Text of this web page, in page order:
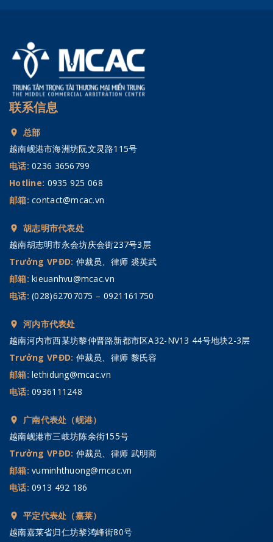
联系信息
总部
越南岘港市海洲坊阮文灵路115号
电话:0236 3656799
Hotline: 0935 925 068
邮箱:contact@mcac.vn
胡志明市代表处
越南胡志明市永会坊庆会街237号3层
Trưởng VPĐD: 仲裁员、律师 裘英武
邮箱:kieuanhvu@mcac.vn
电话:(028)62707075 – 0921161750
河内市代表处
越南河内市西某坊黎仲晋路新都市区A32-NV13 44号地块2-3层
Trưởng VPĐD: 仲裁员、律师 黎氏容
邮箱:lethidung@mcac.vn
电话:0936111248
广南代表处（岘港）
越南岘港市三岐坊陈余街155号
Trưởng VPĐD: 仲裁员、律师 武明商
邮箱:vuminhthuong@mcac.vn
电话:0913 492 186
平定代表处（嘉莱）
越南嘉莱省归仁坊黎鸿峰街80号